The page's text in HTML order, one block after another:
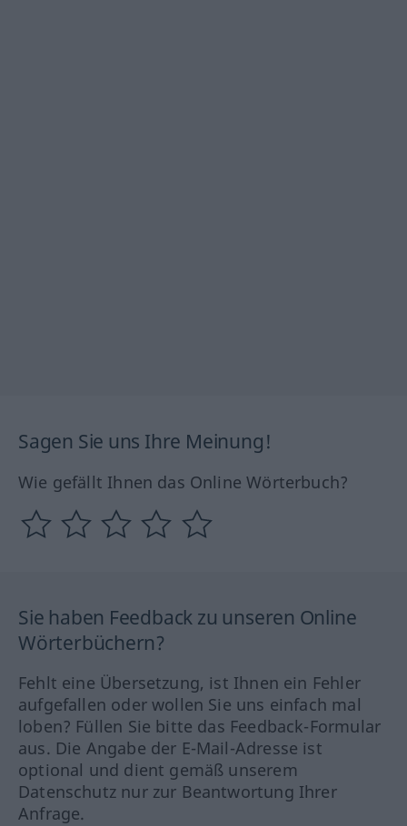
Sagen Sie uns Ihre Meinung!
Wie gefällt Ihnen das Online Wörterbuch?
Sie haben Feedback zu unseren Online
Wörterbüchern?
Fehlt eine Übersetzung, ist Ihnen ein Fehler
aufgefallen oder wollen Sie uns einfach mal
loben? Füllen Sie bitte das Feedback-Formular
aus. Die Angabe der E-Mail-Adresse ist
optional und dient gemäß unserem
Datenschutz nur zur Beantwortung Ihrer
Anfrage.